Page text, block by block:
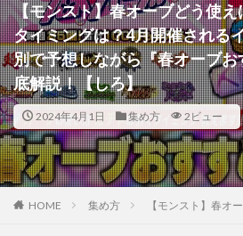
【モンスト】春オーブどう使
タイミングは？4月開催される
別で予想しながら『春オーブ
底解説！【しろ】
2024年4月1日 集め方 2ビュー
HOME 集め方 【モンスト】春オ